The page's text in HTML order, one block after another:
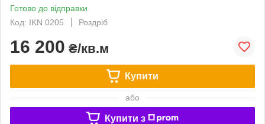
Готово до відправки
Код: IKN 0205
Роздріб
16 200 ₴/кв.м
Купити
або
Купити з